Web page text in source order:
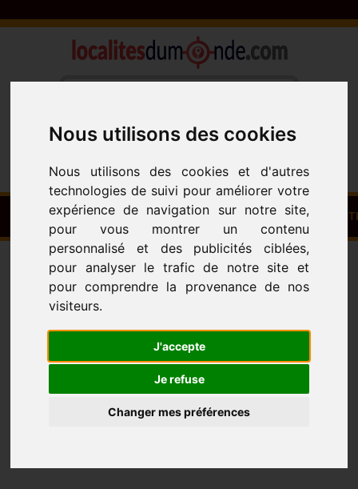
Nous utilisons des cookies
Nous utilisons des cookies et d'autres
technologies de suivi pour améliorer votre
expérience de navigation sur notre site,
pour vous montrer un contenu
personnalisé et des publicités ciblées,
pour analyser le trafic de notre site et
pour comprendre la provenance de nos
visiteurs.
J'accepte
Je refuse
Changer mes préférences
Français English Español
CIUDADES - PUEBLOS - BARRIOS PAIS
América Asia Europa Oceanía
Países del continente América